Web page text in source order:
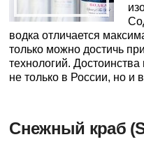
водка отличается
только можно достичь
технологий.
не только в России, но и
Снежный краб